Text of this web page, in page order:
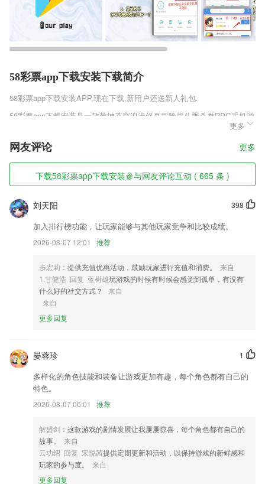
58彩票app下载安装下载简介
58彩票app下载安装APP,现在下载,新用户还送新人礼包.
58彩票app下载安装是一款乾坤苍穹浪漫修真冒险战斗厮杀类RPG手机游
戏，刀锋入梦，仗剑天涯，浴血激战，畅爽连击，丰富的情缘故事等你来
邂逅，各大帮派的激情奋战等你来完美演绎。一剑永恒，指尖杀戮，多人
副本，热血激战，华丽震撼的爆屏绝招一键自由出击，酣畅淋漓的PK格
斗盛宴等来指尖演绎，多样化的副本等你来激情奋战，快和你的仙友一起
制霸苍穹仙界之巅吧!
1,自主学习引擎、学习管理系统
2,【瘦脸瘦身】轻轻一拖，想瘦哪里瘦哪里！完美比例拖出来！
3,无需任何特殊绘画能力以及技能就可以开始游戏了，操作非常简单；
4,蓝牙绑定点读笔，点读笔远程控制，状态同步
5,使用起来非常简单，适合所有人使用，是一款非常好用的工具。
6,【免费读书】免费新书热书天天送，让你根本停不下来!
58彩票app下载安装软件优势
与结果之间的关系，提高智力。
2.专注于为孩子们带来的线上学习课堂，这里的各种学习资源也很多。
3.同步课本、同步点读，同步讲解是孩子课前预习、课后辅导的好帮手。
4.所有课程都是分类好的，你都可以随时挑选喜欢的课程来学习。
5.处于婴幼儿阶段的宝宝还不具备抽象思维，也听不懂大道理，各感观还
在发育中，需要动画、绘本、儿歌、故事等不同的教具来刺激肢体和大脑
6.·热门咨询、考试咨询时时推送，考试动态及时掌握
更多
网友评论 更多
下载58彩票app下载安装参与网友评论互动 ( 665 条 )
398
刘天阳
加入排行榜功能，让玩家能够与其他玩家竞争和比较成绩。
2026-08-07 12:01 推荐
步宏莉 ：提供充值优惠活动，鼓励玩家进行充值和消费。
来自
1.甘健浩 回复 蓝树雄玩游戏的时候有时候会感觉到孤单，有没有
什么好的社交方式？
来自
来自
更多回复
1
晏蓉珍
多样化的角色技能和装备让游戏更加有趣，每个角色都有自己的
特色。
2026-08-07 06:01 推荐
解盛剑 ：这款游戏的剧情发展让我屡屡惊喜，每个角色都有自己的
故事。
来自
云功绍 回复 宋悦茜提供定期更新和活动，以保持游戏的新鲜感和
玩家的参与度。
来自
更多回复